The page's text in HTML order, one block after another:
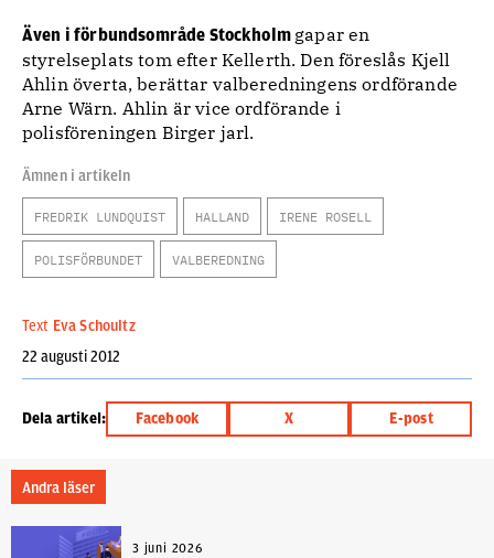
Även i förbundsområde Stockholm gapar en
styrelseplats tom efter Kellerth. Den föreslås Kjell
Ahlin överta, berättar valberedningens ordförande
Arne Wärn. Ahlin är vice ordförande i
polisföreningen Birger jarl.
Ämnen i artikeln
FREDRIK LUNDQUIST HALLAND IRENE ROSELL
POLISFÖRBUNDET VALBEREDNING
Text Eva Schoultz
22 augusti 2012
Dela artikel: Facebook X E-post
Andra läser
3 juni 2026